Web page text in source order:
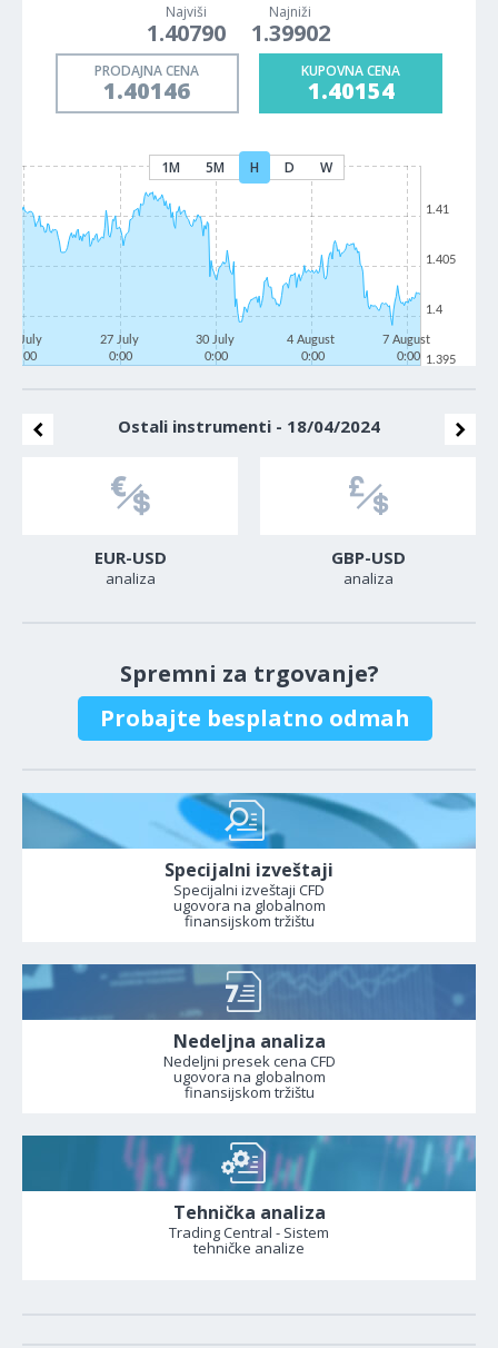
Najviši
1.40790
Najniži
1.39902
PRODAJNA CENA
1.40146
KUPOVNA CENA
1.40154
1M 5M H D W
22 July
0:00
27 July
0:00
30 July
0:00
4 August
0:00
7 August
0:00 1.395
1.4
1.405
1.41
Ostali instrumenti - 18/04/2024
EUR-USD
analiza
GBP-USD
analiza
Spremni za trgovanje?
Probajte besplatno odmah
Specijalni izveštaji
Specijalni izveštaji CFD
ugovora na globalnom
finansijskom tržištu
Nedeljna analiza
Nedeljni presek cena CFD
ugovora na globalnom
finansijskom tržištu
Tehnička analiza
Trading Central - Sistem
tehničke analize